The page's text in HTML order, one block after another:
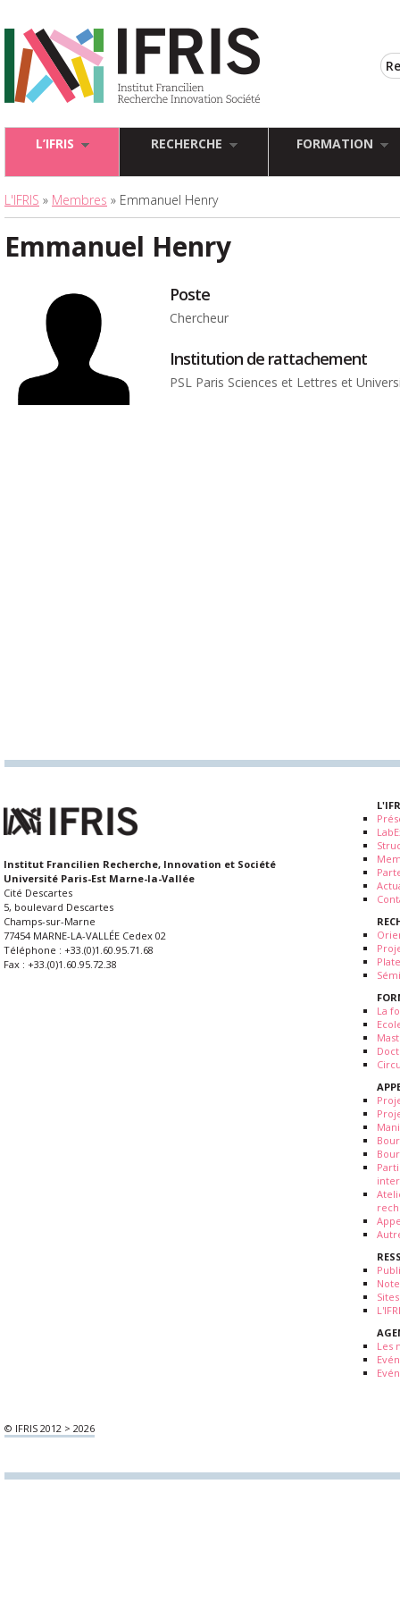
L’IFRIS RECHERCHE FORMATION
L'IFRIS » Membres » Emmanuel Henry
Emmanuel Henry
Poste
Chercheur
Institution de rattachement
PSL Paris Sciences et Lettres et
Institut Francilien Recherche, Innovation et Société
Université Paris-Est Marne-la-Vallée
Cité Descartes
5, boulevard Descartes
Champs-sur-Marne
77454 MARNE-LA-VALLÉE Cedex 02
Téléphone : +33.(0)1.60.95.71.68
Fax : +33.(0)1.60.95.72.38
La
Les
© IFRIS 2012 > 2026